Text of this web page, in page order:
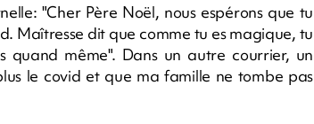
"Cher Père Noël, nous espérons que tu
Maîtresse dit que comme tu es magique, tu
quand même". Dans un autre courrier, un
le covid et que ma famille ne tombe pas